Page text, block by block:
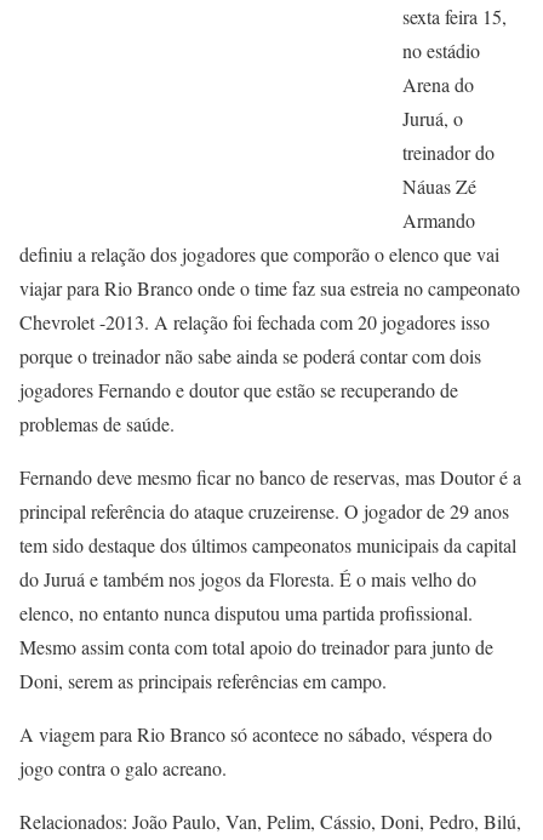
sexta feira 15,
no estádio
Arena do
Juruá, o
treinador do
Náuas Zé
Armando
definiu a relação dos jogadores que comporão o elenco que vai
viajar para Rio Branco onde o time faz sua estreia no campeonato
Chevrolet -2013. A relação foi fechada com 20 jogadores isso
porque o treinador não sabe ainda se poderá contar com dois
jogadores Fernando e doutor que estão se recuperando de
problemas de saúde.
Fernando deve mesmo ficar no banco de reservas, mas Doutor é a
principal referência do ataque cruzeirense. O jogador de 29 anos
tem sido destaque dos últimos campeonatos municipais da capital
do Juruá e também nos jogos da Floresta. É o mais velho do
elenco, no entanto nunca disputou uma partida profissional.
Mesmo assim conta com total apoio do treinador para junto de
Doni, serem as principais referências em campo.
A viagem para Rio Branco só acontece no sábado, véspera do
jogo contra o galo acreano.
Relacionados: João Paulo, Van, Pelim, Cássio, Doni, Pedro, Bilú,